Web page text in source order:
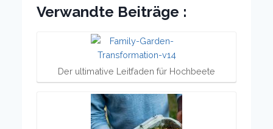
Verwandte Beiträge :
Der ultimative Leitfaden für Hochbeete